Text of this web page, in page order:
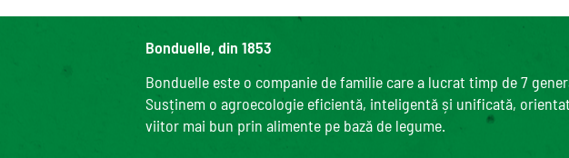
Bonduelle, din 1853
Bonduelle este o companie de familie care a lucrat timp de 7
Susținem o agroecologie eficientă, inteligentă și unificată,
viitor mai bun prin alimente pe bază de legume.